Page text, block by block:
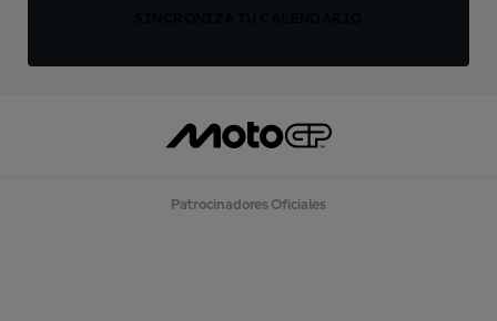
Patrocinadores Oficiales